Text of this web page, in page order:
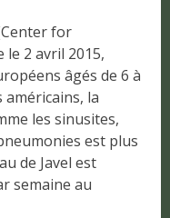
for
2 avril 2015,
âgés de 6 à
américains, la
les sinusites,
est plus
de Javel est
semaine au